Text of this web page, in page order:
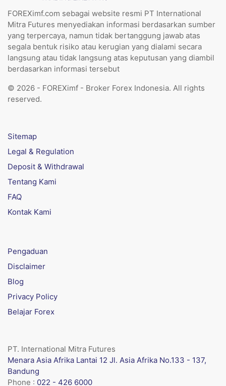
FOREXimf.com sebagai website resmi PT International
Mitra Futures menyediakan informasi berdasarkan sumber
yang terpercaya, namun tidak bertanggung jawab atas
segala bentuk risiko atau kerugian yang dialami secara
langsung atau tidak langsung atas keputusan yang diambil
berdasarkan informasi tersebut
© 2026 - FOREXimf - Broker Forex Indonesia. All rights
reserved.
Sitemap
Legal & Regulation
Deposit & Withdrawal
Tentang Kami
FAQ
Kontak Kami
Pengaduan
Disclaimer
Blog
Privacy Policy
Belajar Forex
PT. International Mitra Futures
Menara Asia Afrika Lantai 12 Jl. Asia Afrika No.133 - 137,
Bandung
Phone : 022 - 426 6000